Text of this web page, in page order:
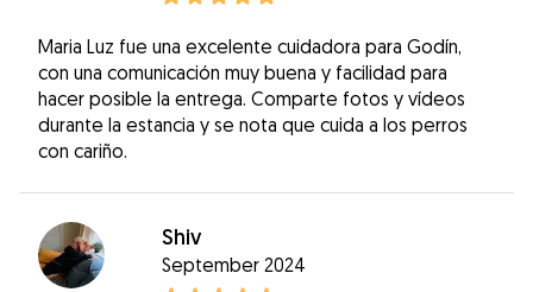
Maria Luz fue una excelente cuidadora para Godín,
con una comunicación muy buena y facilidad para
hacer posible la entrega. Comparte fotos y vídeos
durante la estancia y se nota que cuida a los perros
con cariño.
Shiv
September 2024